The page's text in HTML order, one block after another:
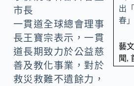
市長
一貫道全球總會理事
長王寶宗表示，一貫
道長期致力於公益慈
善及教化事業，對於
救災救難不遺餘力，
出
春
藝
聞,